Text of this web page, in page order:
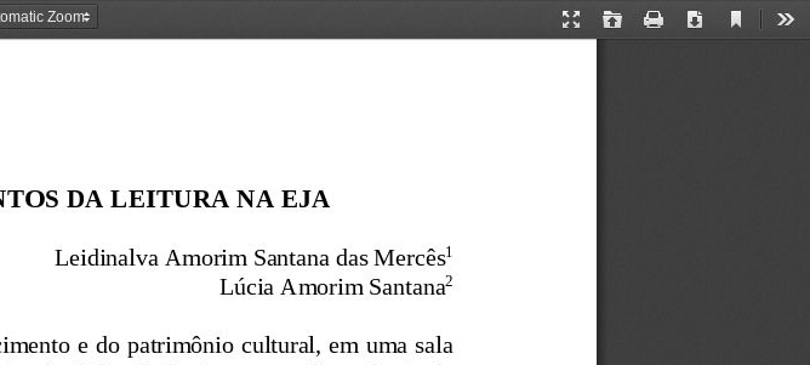
Presentation
Open Print Download
Current
DA LEITURA NA EJA
Leidinalva Amorim Santana das Mercês1
Lúcia Amorim Santana2
e do patrimônio cultural, em uma sala